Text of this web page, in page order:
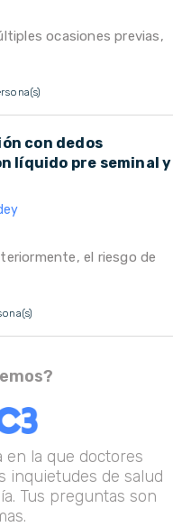
ocasiones previas,
con dedos
líquido pre seminal y
el riesgo de
en la que doctores
inquietudes de salud
Tus preguntas son